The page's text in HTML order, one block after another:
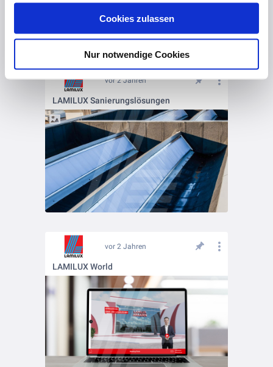
gesammelt haben. Hier finden Sie Informationen zum
und unserImpressum.
Cookies zulassen
Nur notwendige Cookies
vor 2 Jahren
LAMILUX Sanierungslösungen
vor 2 Jahren
LAMILUX World